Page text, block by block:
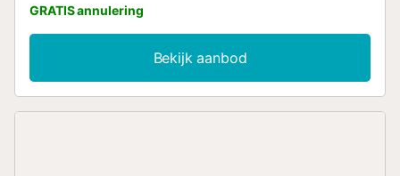
GRATIS annulering
Bekijk aanbod